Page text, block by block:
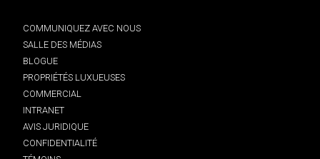
COMMUNIQUEZ AVEC NOUS
SALLE DES MÉDIAS
BLOGUE
PROPRIÉTÉS LUXUEUSES
COMMERCIAL
INTRANET
AVIS JURIDIQUE
CONFIDENTIALITÉ